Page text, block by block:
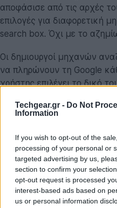
Techgear.gr - Do Not
Information
If you wish to opt-out of the
processing of your personal or
targeted advertising by us,
section to confirm your
opt-out request is processed
interest-based ads based on
us or personal information
αποφάσισε από τις αρχές
επιλογές για διαφορετική
search box. Όχι με το
Οι δημιουργοί μηχανών
να πληρώνουν τη Google
χρήστης επιλέγει το δικό
εξυπηρέτηση αναγκών
πραγματοποιηθεί κλειστή
ενημερωτικό μήνυμα μαζί